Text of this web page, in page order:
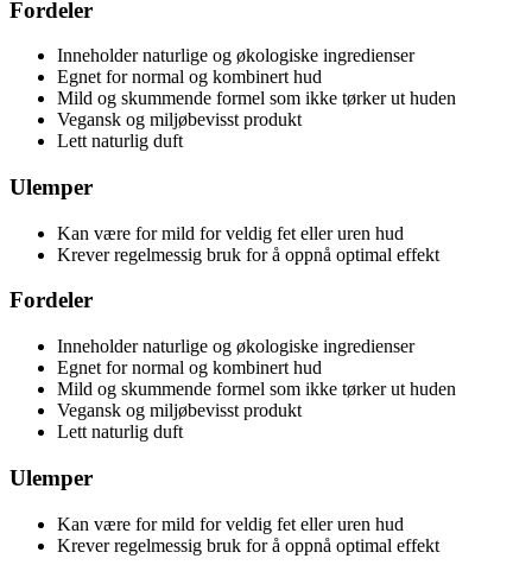
Fordeler
Inneholder naturlige og økologiske ingredienser
Egnet for normal og kombinert hud
Mild og skummende formel som ikke tørker ut huden
Vegansk og miljøbevisst produkt
Lett naturlig duft
Ulemper
Kan være for mild for veldig fet eller uren hud
Krever regelmessig bruk for å oppnå optimal effekt
Fordeler
Inneholder naturlige og økologiske ingredienser
Egnet for normal og kombinert hud
Mild og skummende formel som ikke tørker ut huden
Vegansk og miljøbevisst produkt
Lett naturlig duft
Ulemper
Kan være for mild for veldig fet eller uren hud
Krever regelmessig bruk for å oppnå optimal effekt